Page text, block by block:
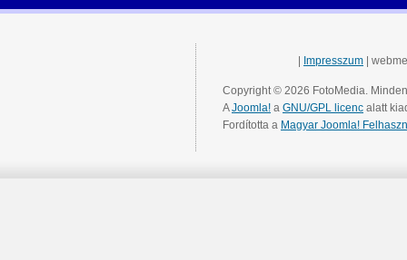
Impresszum |
Copyright © 2026 FotoMedia.
AJoomla! a GNU/GPL licenc alatt
Fordította a Magyar Joomla!